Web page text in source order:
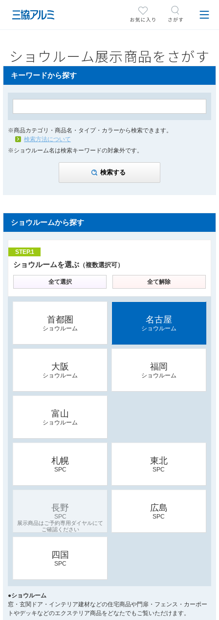
ショウルーム展示商品をさがす
キーワードから探す
※商品カテゴリ・商品名・タイプ・カラーから検索できます。
検索方法について
※ショウルーム名は検索キーワードの対象外です。
ショウルームから探す
STEP.1
ショウルームを選ぶ （複数選択可）
全て選択 全て解除
首都圏
ショウルーム
名古屋
ショウルーム
大阪
ショウルーム
福岡
ショウルーム
富山
ショウルーム
札幌
SPC
東北
SPC
長野
SPC
広島
SPC
四国
SPC
●ショウルーム
窓・玄関ドア・インテリア建材などの住宅商品や門扉・フェンス・カーポー
トやデッキなどのエクステリア商品をどなたでもご覧いただけます。